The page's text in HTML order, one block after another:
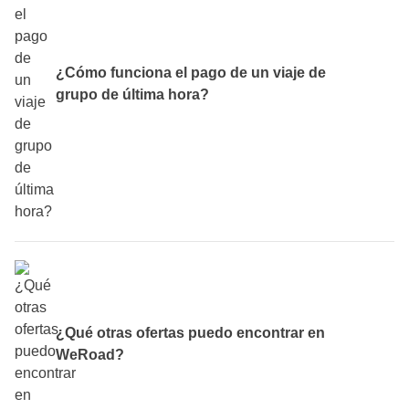
contigo, claro está.
¿Cómo funciona el pago de un viaje de
grupo de última hora?
detalles en
¿Qué otras ofertas puedo encontrar en
WeRoad?